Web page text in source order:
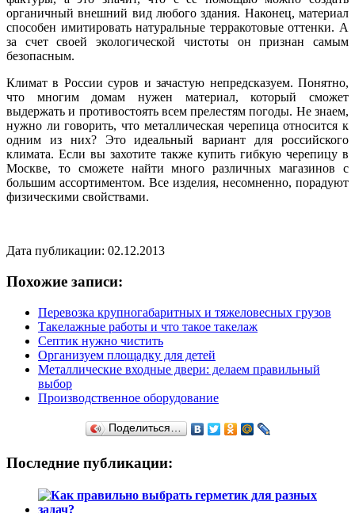
органичный внешний вид любого здания. Наконец, материал
способен имитировать натуральные терракотовые оттенки. А
за счет своей экологической чистоты он признан самым
безопасным.
Климат в России суров и зачастую непредсказуем. Понятно,
что многим домам нужен материал, который сможет
выдержать и противостоять всем прелестям погоды. Не знаем,
нужно ли говорить, что металлическая черепица относится к
одним из них? Это идеальный вариант для российского
климата. Если вы захотите также купить гибкую черепицу в
Москве, то сможете найти много различных магазинов с
большим ассортиментом. Все изделия, несомненно, порадуют
физическими свойствами.
Дата публикации: 02.12.2013
Похожие записи:
Перевозка крупногабаритных и тяжеловесных грузов
Такелажные работы и что такое такелаж
Септик нужно чистить
Организуем площадку для детей
Металлические входные двери: делаем правильный
выбор
Производственное оборудование
Поделиться…
Последние публикации: